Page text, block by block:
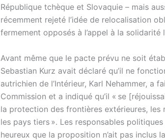
République tchèque et Slovaquie – mais
récemment rejeté l’idée de relocalisation
fermement opposés à l’appel à la solidarité
Avant même que le pacte prévu ne soit
Sebastian Kurz avait déclaré qu’il ne
autrichien de l’Intérieur, Karl Nehammer, a
Commission et a indiqué qu’il « se
la protection des frontières extérieures,
les pays tiers ». Les responsables
heureux que la proposition n’ait pas inclus